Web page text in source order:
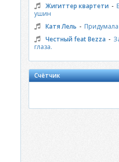
Жигиттер квартети -
ушин
Катя Лель - Придумала
Честный feat Bezza -
глаза.
Счётчик